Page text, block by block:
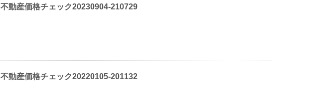
不動産価格チェック20230904-210729
不動産価格チェック20220105-201132